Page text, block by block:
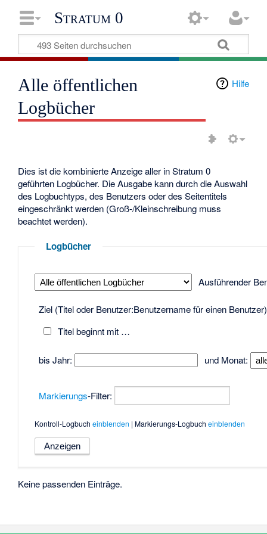
Stratum 0
Hilfe
Alle öffentlichen
Logbücher
Dies ist die kombinierte Anzeige aller in Stratum 0
geführten Logbücher. Die Ausgabe kann durch die Auswahl
des Logbuchtyps, des Benutzers oder des Seitentitels
eingeschränkt werden (Groß-/Kleinschreibung muss
beachtet werden).
Logbücher
Ausführender
Ziel (Titel oder Benutzer:Benutzername für einen
Titel beginnt mit …
bis Jahr: und Monat:
Markierungs-Filter:
Kontroll-Logbuch einblenden | Markierungs-Logbuch einblenden
Keine passenden Einträge.